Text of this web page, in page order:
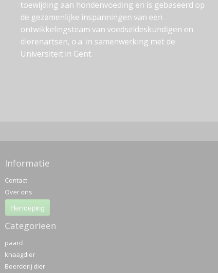
toewijding aan hondenvoeding en is gebaseerd op
de gezamenlijke inspanningen van een
ontwikkelingsteam van voedseldeskundigen en
dierenartsen, o.a. in samenwerking met de
Universiteit in Gent.
Informatie
Contact
Over ons
Herroeping
Categorieën
paard
knaagdier
Boerderij dier